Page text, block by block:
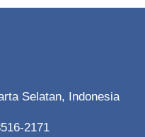
Selatan, Indonesia
2171